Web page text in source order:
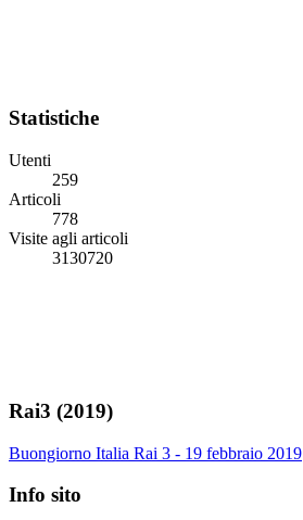
Statistiche
Utenti
259
Articoli
778
Visite agli articoli
3130720
Rai3 (2019)
Buongiorno Italia Rai 3 - 19 febbraio 2019
Info sito